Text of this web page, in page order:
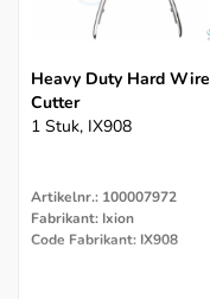
Heavy Duty Hard Wire
Cutter
1 Stuk, IX908
Artikelnr.: 100007972
Fabrikant: Ixion
Code Fabrikant: IX908